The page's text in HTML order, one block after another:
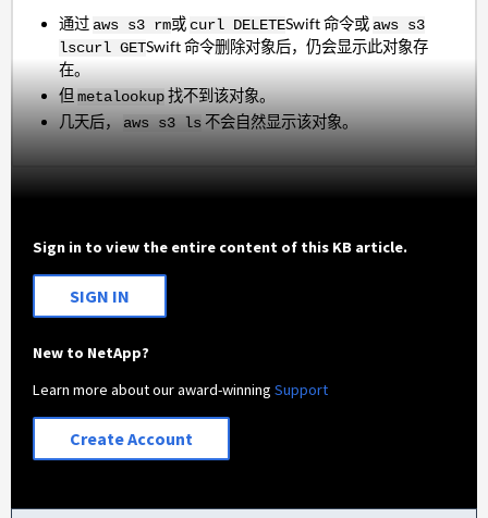
通过 aws s3 rm或 curl DELETESwift 命令或 aws s3
lscurl GETSwift 命令删除对象后，仍会显示此对象存
在。
但metalookup找不到该对象。
几天后，aws s3 ls不会自然显示该对象。
Sign in to view the entire content of this KB article.
SIGN IN
New to NetApp?
Learn more about our award-winningSupport
Create Account